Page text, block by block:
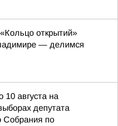
открытий»
— делимся
августа на
депутата
Собрания по